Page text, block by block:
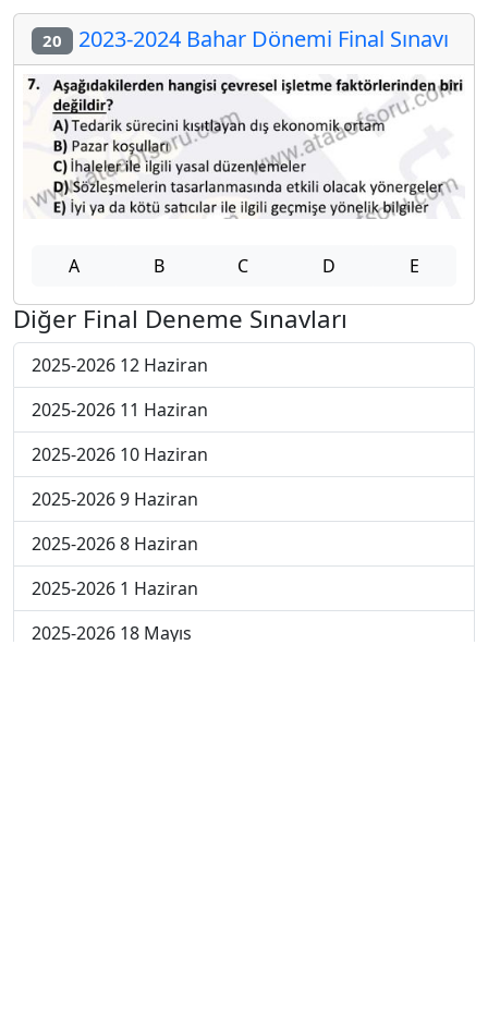
20 2023-2024 Bahar Dönemi Final Sınavı
A B C D E
Diğer Final Deneme Sınavları
2025-2026 12 Haziran
2025-2026 11 Haziran
2025-2026 10 Haziran
2025-2026 9 Haziran
2025-2026 8 Haziran
2025-2026 1 Haziran
2025-2026 18 Mayıs